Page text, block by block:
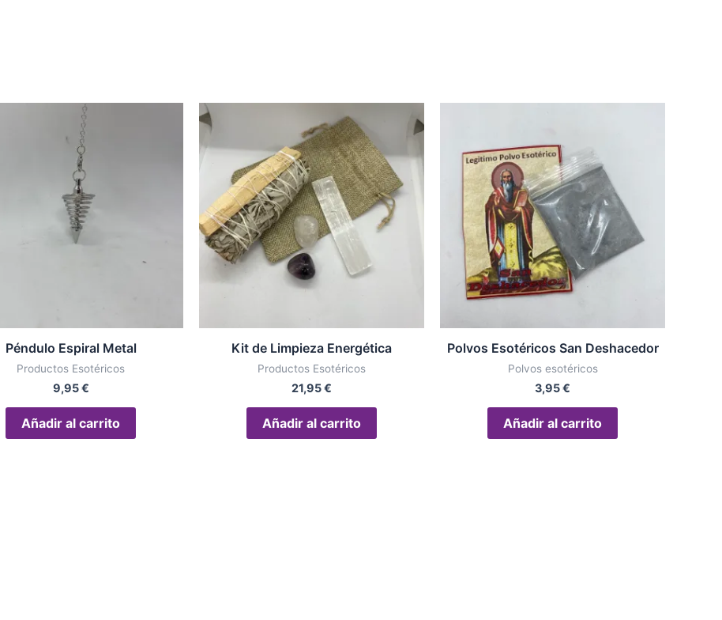
Péndulo Espiral Metal
Productos Esotéricos
9,95€
Añadir al carrito
Kit de Limpieza Energética
Productos Esotéricos
21,95€
Añadir al carrito
Polvos Esotéricos San Deshacedor
Polvos esotéricos
3,95€
Añadir al carrito